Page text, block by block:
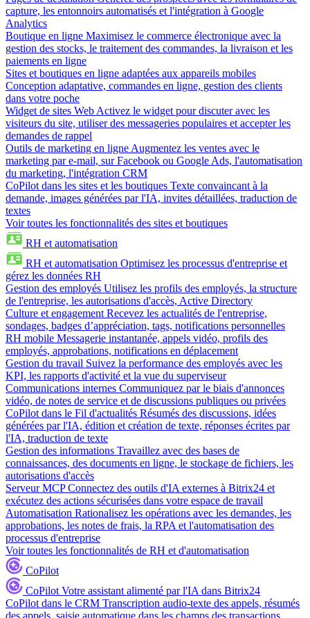
capture, les entonnoirs automatisés et l'intégration à Google
Analytics
Boutique en ligne Maximisez le commerce électronique avec la
gestion des stocks, le traitement des commandes, la livraison et les
paiements en ligne
Sites et boutiques en ligne adaptées aux appareils mobiles
Conception adaptative, commandes en ligne, gestion des clients
dans votre poche
Widget de sites Web Activez le widget pour discuter avec les
visiteurs du site, utiliser des messageries populaires et accepter les
demandes de rappel
Outils de marketing en ligne Augmentez les ventes avec le
marketing par e-mail, sur Facebook ou Google Ads, l'automatisation
du marketing, l'intégration CRM
CoPilot dans les sites et les boutiques Texte convaincant à la
demande, images générées par l'IA, invites détaillées, traduction de
textes
Voir toutes les fonctionnalités des sites et boutiques
RH et automatisation
RH et automatisation Optimisez les processus d'entreprise et
gérez les données RH
Gestion des employés Utilisez les profils des employés, la structure
de l'entreprise, les autorisations d'accès, Active Directory
Culture et engagement Recevez les actualités de l'entreprise,
sondages, badges d’appréciation, tags, notifications personnelles
RH mobile Messagerie instantanée, appels vidéo, profils des
employés, approbations, notifications en déplacement
Gestion du travail Suivez la performance des employés avec les
KPI, les rapports d'activité et la vue du superviseur
Communications internes Communiquez par le biais d'annonces
vidéo, de notes de service et de discussions publiques ou privées
CoPilot dans le Fil d'actualités Résumés des discussions, idées
générées par l'IA, édition et création de texte, réponses écrites par
l'IA, traduction de texte
Gestion des informations Travaillez avec des bases de
connaissances, des documents en ligne, le stockage de fichiers, les
autorisations d'accès
Serveur MCP Connectez des outils d'IA externes à Bitrix24 et
exécutez des actions sécurisées dans votre espace de travail
Automatisation Rationalisez les opérations avec les demandes, les
approbations, les notes de frais, la RPA et l'automatisation des
processus d'entreprise
Voir toutes les fonctionnalités de RH et d'automatisation
CoPilot
CoPilot Votre assistant alimenté par l'IA dans Bitrix24
CoPilot dans le CRM Transcription audio-texte des appels, résumés
des appels, saisie automatique dans les champs des transactions